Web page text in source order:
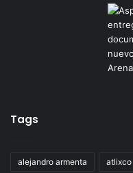
Tags
alejandro armenta atlixco